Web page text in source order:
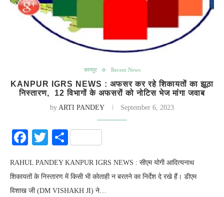
कानपुर Recent News
KANPUR IGRS NEWS : अफसर कर रहे शिकायतों का झूठा
निस्तारण, 12 विभागों के अफसरों को नोटिस भेज मांगा जवाब
by ARTI PANDEY September 6, 2023
Facebook
Twitter
Share
RAHUL PANDEY KANPUR IGRS NEWS : सीएम योगी आदित्यनाथ
शिकायतों के निस्तारण में किसी भी कोताही न बरतने का निर्देश दे रखे हैं। डीएम
विशाख जी (DM VISHAKH JI) ने…